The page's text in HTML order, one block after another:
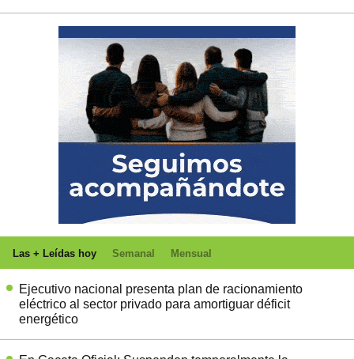
Las + Leídas hoy Semanal Mensual
Ejecutivo nacional presenta plan de racionamiento
eléctrico al sector privado para amortiguar déficit
energético